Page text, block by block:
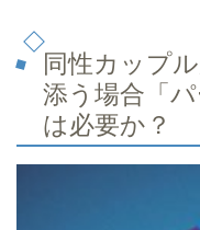
同性カップ
添う場合「
は必要か？